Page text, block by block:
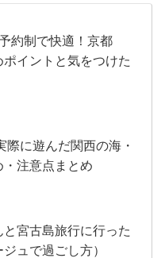
約制で快適！京都
ポイントと気をつけた
際に遊んだ関西の海・
・注意点まとめ
宮古島旅行に行った
ュで過ごし方）